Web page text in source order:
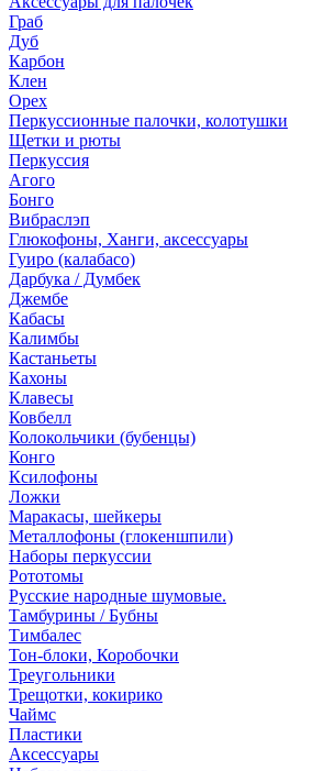
Граб
Дуб
Карбон
Клен
Орех
Перкуссионные палочки, колотушки
Щетки и рюты
Перкуссия
Агого
Бонго
Вибраслэп
Глюкофоны, Ханги, аксессуары
Гуиро (калабасо)
Дарбука / Думбек
Джембе
Кабасы
Калимбы
Кастаньеты
Кахоны
Клавесы
Ковбелл
Колокольчики (бубенцы)
Конго
Ксилофоны
Ложки
Маракасы, шейкеры
Металлофоны (глокеншпили)
Наборы перкуссии
Рототомы
Русские народные шумовые.
Тамбурины / Бубны
Тимбалес
Тон-блоки, Коробочки
Треугольники
Трещотки, кокирико
Чаймс
Пластики
Аксессуары